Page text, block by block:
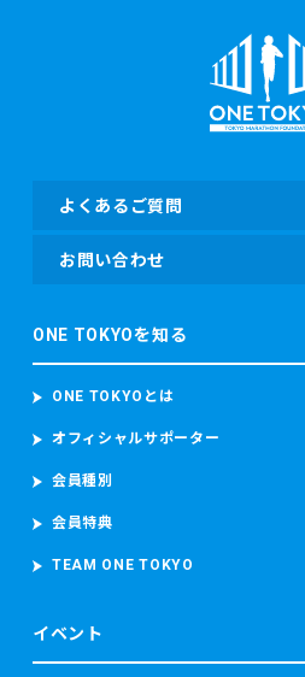
よくあるご質問
お問い合わせ
ONE TOKYOを知る
ONE TOKYOとは
オフィシャルサポーター
会員種別
会員特典
TEAM ONE TOKYO
イベント